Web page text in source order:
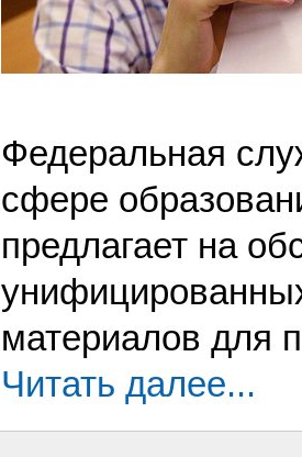
Федеральная
сфере
предлагает на
материалов для
Читать далее...